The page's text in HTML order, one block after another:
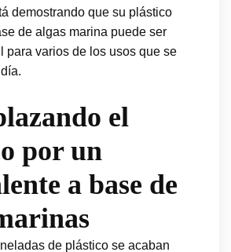
demostrando que su plástico
de algas marina puede ser
para varios de los usos que se
el
por un
a base de
de plástico se acaban